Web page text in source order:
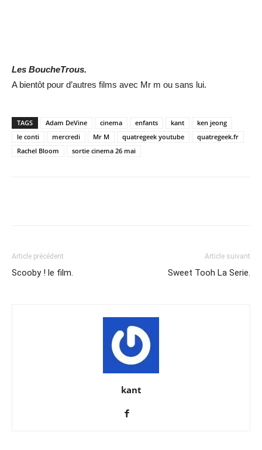
Les BoucheTrous.
A bientôt pour d’autres films avec Mr m ou sans lui.
TAGS Adam DeVine cinema enfants kant
ken jeong
le conti
mercredi Mr M quatregeek youtube
quatregeek.fr
Rachel Bloom
sortie cinema 26 mai
Article précédent
Scooby ! le film.
Article suivant
Sweet Tooh La Serie.
kant